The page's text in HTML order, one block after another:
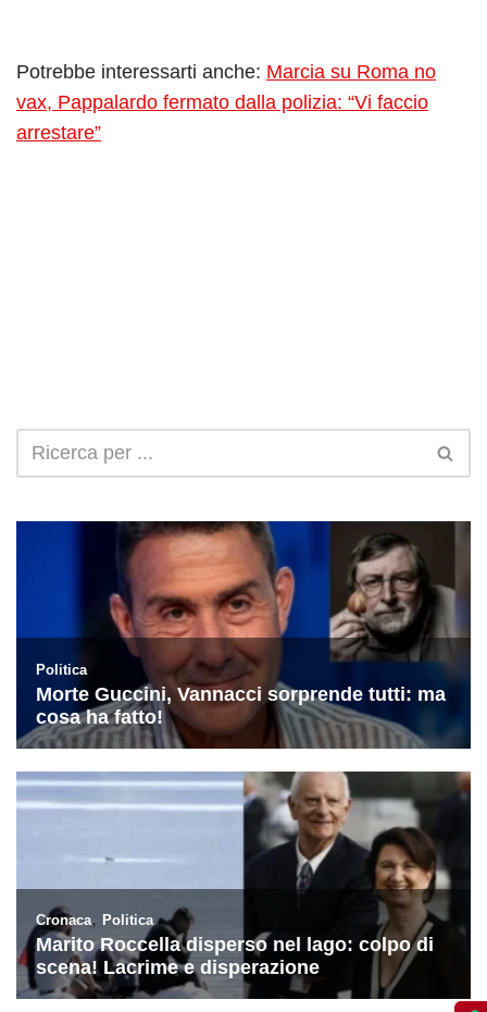
Potrebbe interessarti anche: Marcia su Roma no
vax, Pappalardo fermato dalla polizia: “Vi faccio
arrestare”